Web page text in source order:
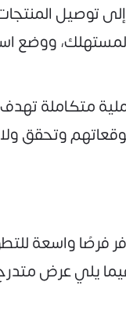
توصيل
ووضع
متكاملة تهدف
وتحقق
فرصًا واسعة
يلي عرض